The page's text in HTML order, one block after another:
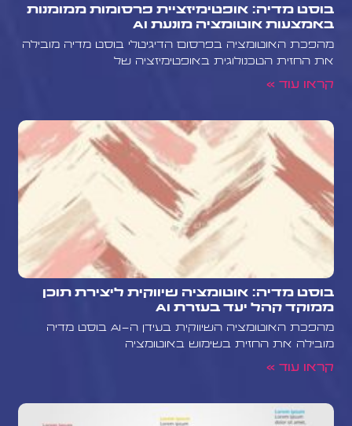
בוסט מדיה: אופטימיזציית פרסומות ממומנות
באמצעות אוטומציה מונעת AI
מהפכת האוטומציה בפרסום הדיגיטלי בוסט מדיה מובילה
את החזית הטכנולוגית באופטימיזציה של
קראו עוד »
בוסט מדיה: אוטומציה שיווקית ליצירת תוכן
ממוקד קהל יעד בעזרת AI
מהפכת האוטומציה השיווקית בעידן ה-AI בוסט מדיה
מובילה את החזית בשימוש באוטומציה
קראו עוד »